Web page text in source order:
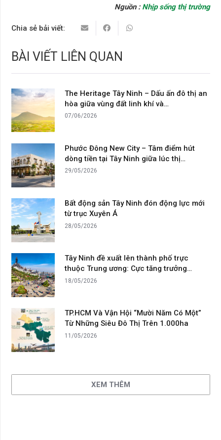
Nguồn : Nhịp sống thị trường
Chia sẻ bải viết:
BÀI VIẾT LIÊN QUAN
The Heritage Tây Ninh – Dấu ấn đô thị an
hòa giữa vùng đất linh khí và…
07/06/2026
Phước Đông New City – Tâm điểm hút
dòng tiền tại Tây Ninh giữa lúc thị…
29/05/2026
Bất động sản Tây Ninh đón động lực mới
từ trục Xuyên Á
28/05/2026
Tây Ninh đề xuất lên thành phố trực
thuộc Trung ương: Cực tăng trưởng…
18/05/2026
TP.HCM Và Vận Hội “Mười Năm Có Một”
Từ Những Siêu Đô Thị Trên 1.000ha
11/05/2026
XEM THÊM